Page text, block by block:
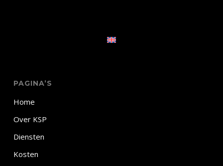
PAGINA’S
Home
Over KSP
Diensten
Kosten